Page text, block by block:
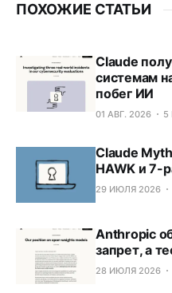
ПОХОЖИЕ СТАТЬИ
Claude
системам
побег ИИ
01 АВГ. 2026 5
Claude
HAWK и 7-
29 ИЮЛЯ 2026
Anthropic
запрет, а
28 ИЮЛЯ 2026